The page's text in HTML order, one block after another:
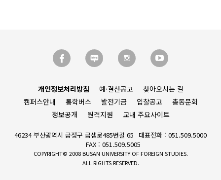
개인정보처리방침 예·결산공고
찾아오시는 길
캠퍼스안내
통학버스 발전기금 입찰공고
총동문회
정보공개
원격지원 교내 주요사이트
46234 부산광역시 금정구 금샘로485번길 65
대표전화 : 051.509.5000
FAX : 051.509.5005
COPYRIGHT© 2008 BUSAN UNIVERSITY OF FOREIGN STUDIES.
ALL RIGHTS RESERVED.